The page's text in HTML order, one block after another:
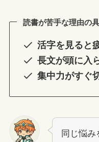
読書が苦手な理由の
活字を見ると
長文が頭に入
集中力がすぐ
同じ悩